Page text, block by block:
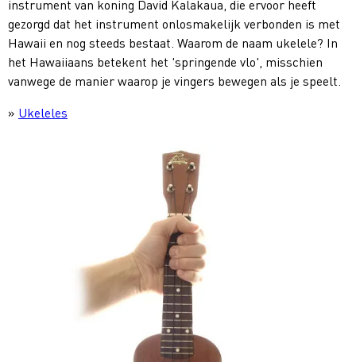
instrument van koning David Kalakaua, die ervoor heeft
gezorgd dat het instrument onlosmakelijk verbonden is met
Hawaii en nog steeds bestaat. Waarom de naam ukelele? In
het Hawaiiaans betekent het 'springende vlo', misschien
vanwege de manier waarop je vingers bewegen als je speelt.
» Ukeleles